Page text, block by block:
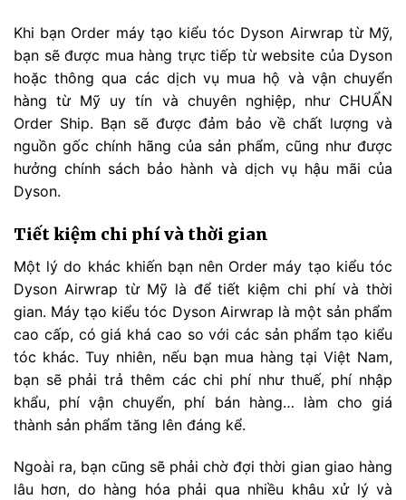
Khi bạn Order máy tạo kiểu tóc Dyson Airwrap từ Mỹ,
bạn sẽ được mua hàng trực tiếp từ website của Dyson
hoặc thông qua các dịch vụ mua hộ và vận chuyển
hàng từ Mỹ uy tín và chuyên nghiệp, như CHUẨN
Order Ship. Bạn sẽ được đảm bảo về chất lượng và
nguồn gốc chính hãng của sản phẩm, cũng như được
hưởng chính sách bảo hành và dịch vụ hậu mãi của
Dyson.
Tiết kiệm chi phí và thời gian
Một lý do khác khiến bạn nên Order máy tạo kiểu tóc
Dyson Airwrap từ Mỹ là để tiết kiệm chi phí và thời
gian. Máy tạo kiểu tóc Dyson Airwrap là một sản phẩm
cao cấp, có giá khá cao so với các sản phẩm tạo kiểu
tóc khác. Tuy nhiên, nếu bạn mua hàng tại Việt Nam,
bạn sẽ phải trả thêm các chi phí như thuế, phí nhập
khẩu, phí vận chuyển, phí bán hàng… làm cho giá
thành sản phẩm tăng lên đáng kể.
Ngoài ra, bạn cũng sẽ phải chờ đợi thời gian giao hàng
lâu hơn, do hàng hóa phải qua nhiều khâu xử lý và